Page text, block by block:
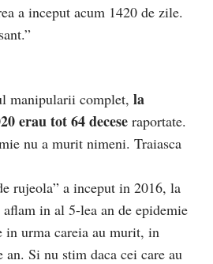
a inceput acum 1420 de zile.
manipularii complet, la
erau tot 64 decese raportate.
nu a murit nimeni. Traiasca
rujeola” a inceput in 2016, la
in al 5-lea an de epidemie
in urma careia au murit, in
an. Si nu stim daca cei care au